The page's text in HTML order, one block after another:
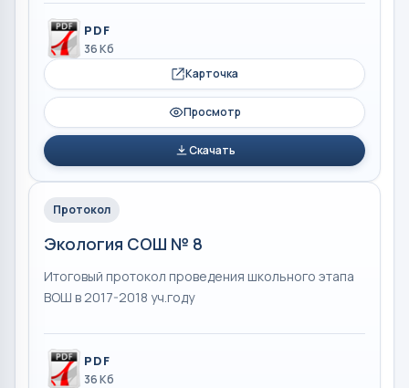
PDF
36 Кб
Карточка
Просмотр
Скачать
Протокол
Экология СОШ № 8
Итоговый протокол проведения школьного этапа
ВОШ в 2017-2018 уч.году
PDF
36 Кб